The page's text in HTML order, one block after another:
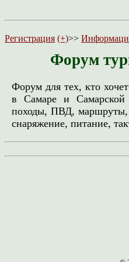
Регистрация (+)>>
Форум
Форум для тех, кто
в Самаре и
походы, ПВД, маршруты,
снаряжение, питание,